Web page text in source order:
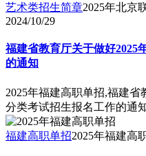
艺术类招生简章2025年北京
2024/10/29
福建省教育厅关于做好2025
的通知
2025年福建高职单招,福建省
分类考试招生报名工作的通
福建高职单招2025年福建高